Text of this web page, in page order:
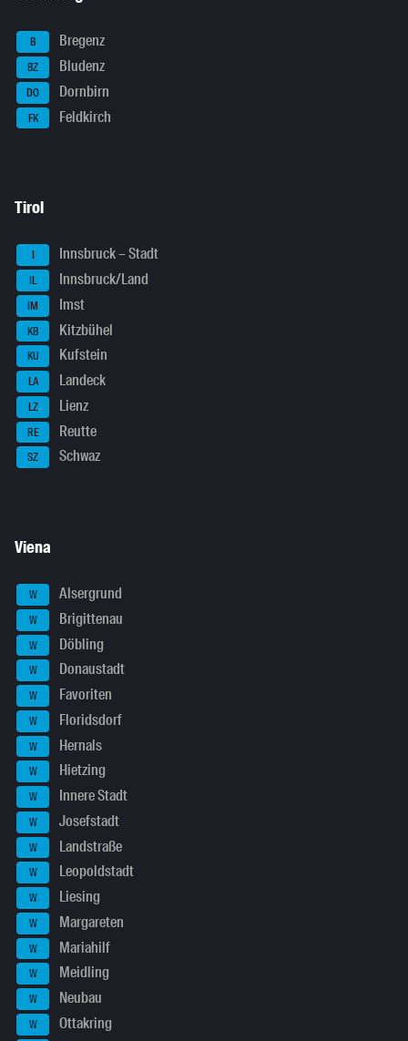
B Bregenz
BZ Bludenz
DO Dornbirn
FK Feldkirch
Tirol
I Innsbruck – Stadt
IL Innsbruck/Land
IM Imst
KB Kitzbühel
KU Kufstein
LA Landeck
LZ Lienz
RE Reutte
SZ Schwaz
Viena
W Alsergrund
W Brigittenau
W Döbling
W Donaustadt
W Favoriten
W Floridsdorf
W Hernals
W Hietzing
W Innere Stadt
W Josefstadt
W Landstraße
W Leopoldstadt
W Liesing
W Margareten
W Mariahilf
W Meidling
W Neubau
W
Ottakring